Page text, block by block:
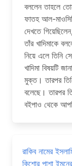
বললেন তাহলে
ফাতহ আল-
দেখতে
তাঁর খাদিমাকে
নিয়ে এলে তিনি
খাদিমা বিষয়টি
মুক্ত। তারপর
বলেছে। তারপর
বইপাও থেকে
রাকিব নামের
কিশোর পাশা